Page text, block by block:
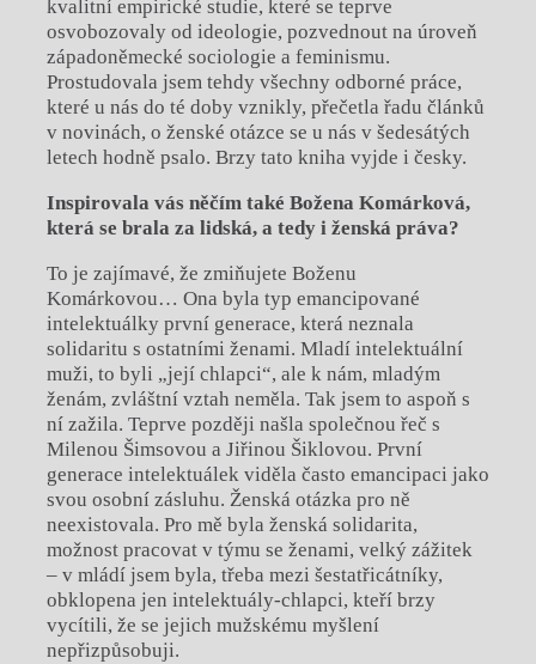
kvalitní empirické studie, které se teprve
osvobozovaly od ideologie, pozvednout na úroveň
západoněmecké sociologie a feminismu.
Prostudovala jsem tehdy všechny odborné práce,
které u nás do té doby vznikly, přečetla řadu článků
v novinách, o ženské otázce se u nás v šedesátých
letech hodně psalo. Brzy tato kniha vyjde i česky.
Inspirovala vás něčím také Božena Komárková,
která se brala za lidská, a tedy i ženská práva?
To je zajímavé, že zmiňujete Boženu
Komárkovou… Ona byla typ emancipované
intelektuálky první generace, která neznala
solidaritu s ostatními ženami. Mladí intelektuální
muži, to byli „její chlapci“, ale k nám, mladým
ženám, zvláštní vztah neměla. Tak jsem to aspoň s
ní zažila. Teprve později našla společnou řeč s
Milenou Šimsovou a Jiřinou Šiklovou. První
generace intelektuálek viděla často emancipaci jako
svou osobní zásluhu. Ženská otázka pro ně
neexistovala. Pro mě byla ženská solidarita,
možnost pracovat v týmu se ženami, velký zážitek
– v mládí jsem byla, třeba mezi šestatřicátníky,
obklopena jen intelektuály-chlapci, kteří brzy
vycítili, že se jejich mužskému myšlení
nepřizpůsobuji.